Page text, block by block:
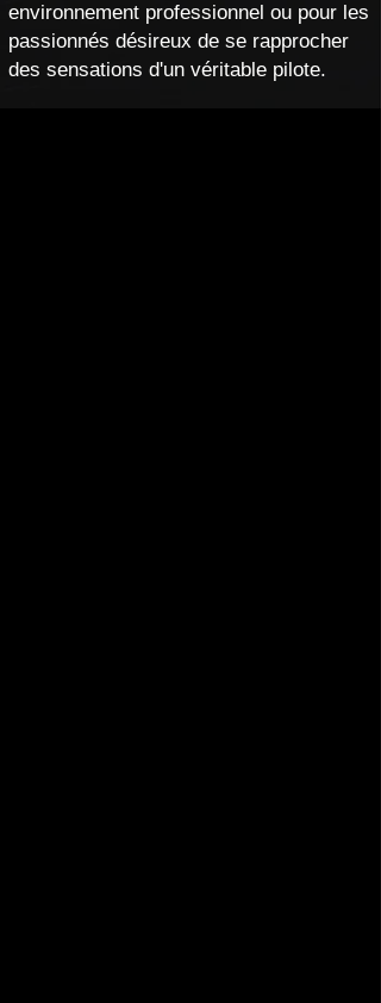
environnement professionnel ou pour les
passionnés désireux de se rapprocher
des sensations d'un véritable pilote.